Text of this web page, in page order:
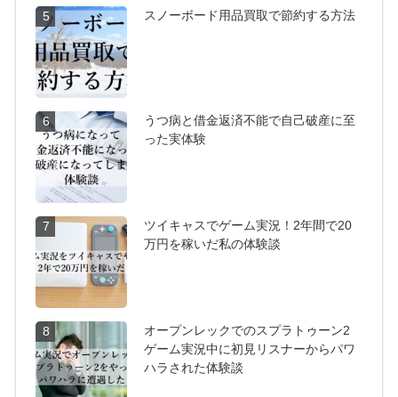
5 スノーボード用品買取で節約する方法
6
うつ病と借金返済不能で自己破産に至
った実体験
7
ツイキャスでゲーム実況！2年間で20
万円を稼いだ私の体験談
8
オープンレックでのスプラトゥーン2
ゲーム実況中に初見リスナーからパワ
ハラされた体験談